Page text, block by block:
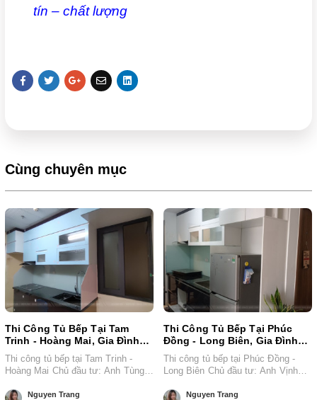
tín – chất lượng
Cùng chuyên mục
Thi Công Tủ Bếp Tại Tam
Trinh - Hoàng Mai, Gia Đình
Anh Tùng
Thi công tủ bếp tại Tam Trinh -
Hoàng Mai Chủ đầu tư: Anh Tùng
Nguyen Trang
Thi Công Tủ Bếp Tại Phúc
Đồng - Long Biên, Gia Đình
Anh Vịnh
Thi công tủ bếp tại Phúc Đồng -
Long Biên Chủ đầu tư: Anh Vịnh
Nguyen Trang